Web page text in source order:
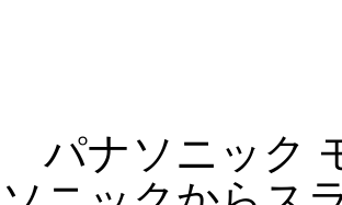
パナソニック